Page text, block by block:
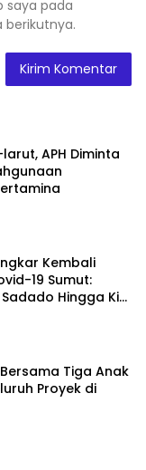
saya pada
berikutnya.
APH Diminta
Kembali
19 Sumut:
Hingga Kini
Tiga Anak
Proyek di